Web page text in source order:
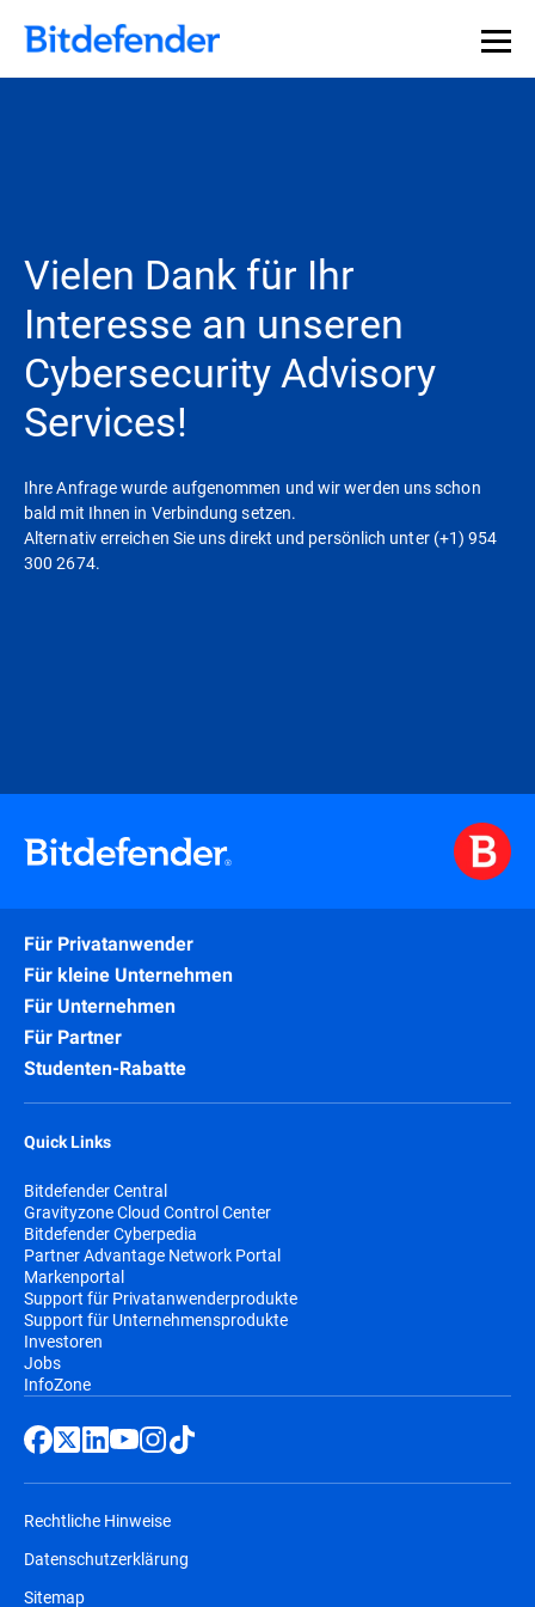
Vielen Dank für Ihr
Interesse an unseren
Cybersecurity Advisory
Services!
Ihre Anfrage wurde aufgenommen und wir werden uns schon
bald mit Ihnen in Verbindung setzen.
Alternativ erreichen Sie uns direkt und persönlich unter (+1) 954
300 2674.
Für Privatanwender
Für kleine Unternehmen
Für Unternehmen
Für Partner
Studenten-Rabatte
Quick Links
Bitdefender Central
Gravityzone Cloud Control Center
Bitdefender Cyberpedia
Partner Advantage Network Portal
Markenportal
Support für Privatanwenderprodukte
Support für Unternehmensprodukte
Investoren
Jobs
InfoZone
Rechtliche Hinweise
Datenschutzerklärung
Sitemap